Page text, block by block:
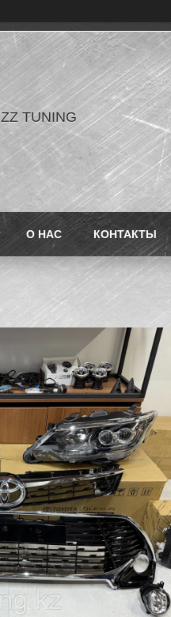
ZZ TUNING
О НАС КОНТАКТЫ